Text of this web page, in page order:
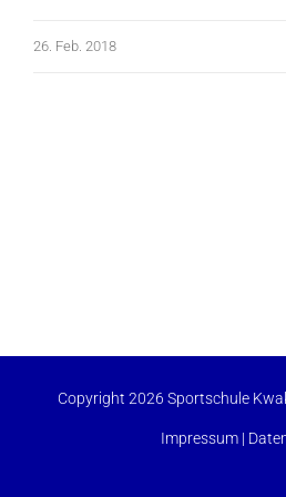
26. Feb. 2018
Copyright 2026 Sportschule
Impressum |